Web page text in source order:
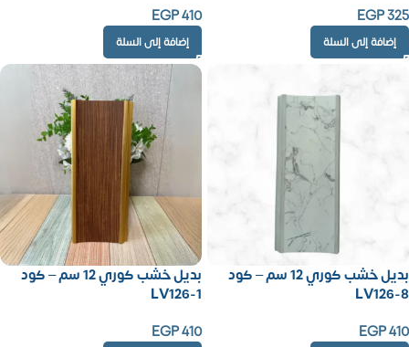
EGP325
إضافة إلى السلة
EGP410
إضافة إلى السلة
بديل خشب كوري 12 سم – كود
LV126-8
EGP410
بديل خشب كوري 12 سم – كود
LV126-1
EGP410